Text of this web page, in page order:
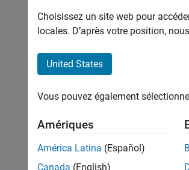
FILTRER
d'offre
Les
Choisissez un site web pour
locales. D’après votre position,
United States
Vous pouvez également
Amériques
América Latina (Español)
Canada (English)